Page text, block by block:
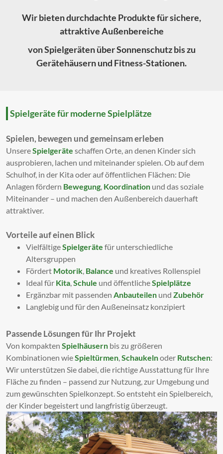
Wir bieten durchdachte Produkte für sichere,
attraktive Außenbereiche
von Spielgeräten über Sonnenschutz bis zu
Gerätehäusern und Fitness-Stationen.
Spielgeräte für moderne Spielplätze
Spielen, bewegen und gemeinsam erleben
UnsereSpielgeräte schaffen Orte, an denen Kinder sich
ausprobieren, lachen und miteinander spielen. Ob auf dem
Schulhof, in der Kita oder auf öffentlichen Flächen: Die
Anlagen fördern Bewegung, Koordination und das soziale
Miteinander – und machen den Außenbereich dauerhaft
attraktiver.
Vorteile auf einen Blick
VielfältigeSpielgeräte für unterschiedliche
Altersgruppen
Fördert Motorik, Balance und kreatives Rollenspiel
Ideal für Kita,Schule und öffentlicheSpielplätze
Ergänzbar mit passenden Anbauteilen und Zubehör
Langlebig und für den Außeneinsatz konzipiert
Passende Lösungen für Ihr Projekt
Von kompakten Spielhäusern bis zu größeren
Kombinationen wieSpieltürmen,Schaukelnoder Rutschen:
Wir unterstützen Sie dabei, die richtige Ausstattung für Ihre
Fläche zu finden – passend zur Nutzung, zur Umgebung und
zum gewünschten Spielkonzept. So entsteht ein Spielbereich,
der Kinder begeistert und langfristig überzeugt.